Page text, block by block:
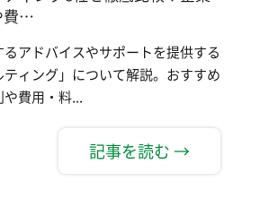
費…
アドバイスやサポートを提供する
ティング」について解説。おすすめ
費用・料...
記事を読む →